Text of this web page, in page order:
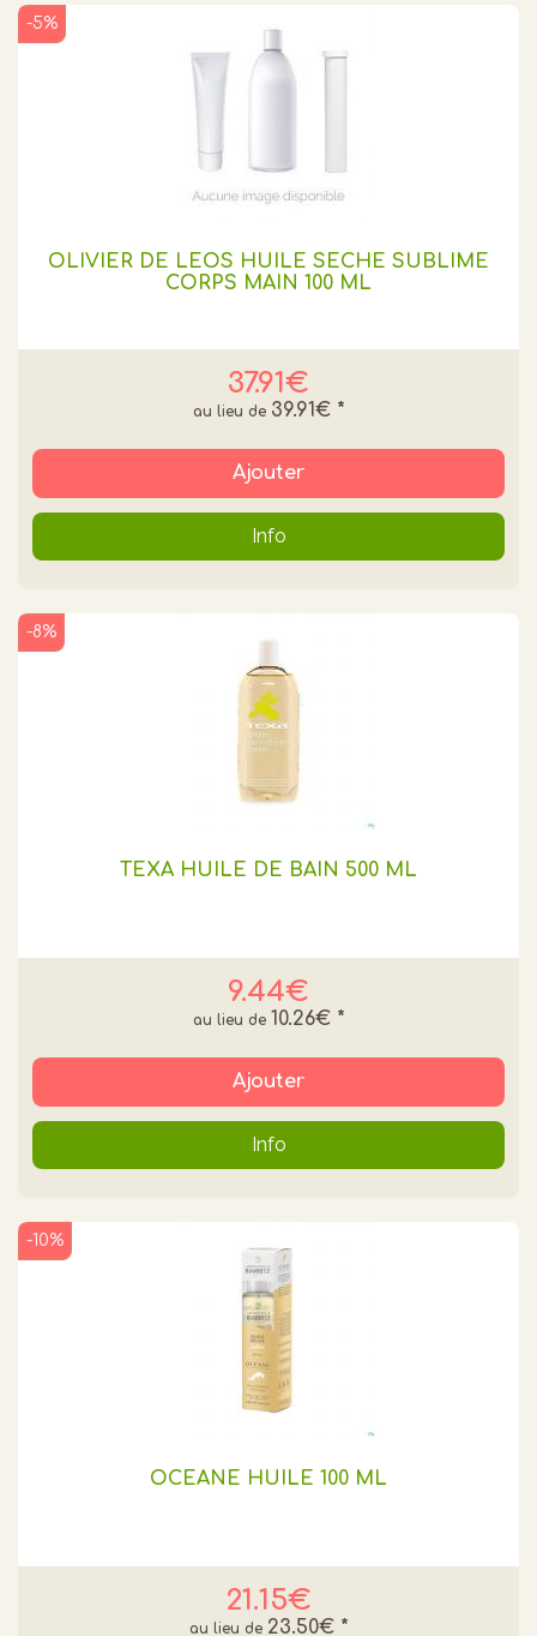
OLIVIER DE LEOS HUILE SECHE SUBLIME
CORPS MAIN 100 ML
37.91€
-5%
39.91€ *
Ajouter
Info
TEXA HUILE DE BAIN 500 ML
9.44€
-8%
10.26€ *
Ajouter
Info
OCEANE HUILE 100 ML
21.15€
-10%
23.50€ *